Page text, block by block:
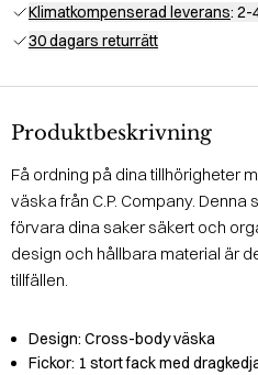
Klimatkompenserad leverans: 2-
30 dagars returrätt
Produktbeskrivning
Få ordning på dina tillhörigheter
väska från C.P. Company.
förvara dina saker säkert och
design och hållbara material är
tillfällen.
Design: Cross-body väska
Fickor: 1 stort fack med